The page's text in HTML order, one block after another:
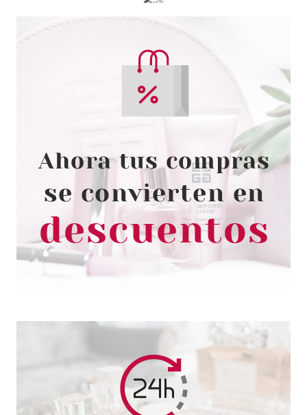
THIERRY MUGLER
THIERRY MUGLER ANGEL EDP
50 ML VP. RECARGABLE
desde
73.95€